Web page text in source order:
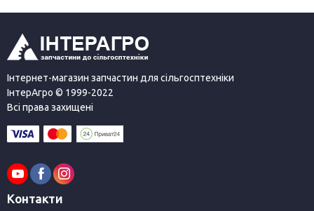
Інтернет-магазин запчастин для сільгосптехніки
ІнтерАгро © 1999-2022
Всі права захищені
Контакти